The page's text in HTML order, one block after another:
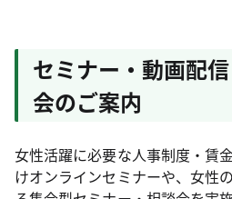
セミナー・動画配
会のご案内
女性活躍に必要な人事制度・賃
けオンラインセミナーや、女性